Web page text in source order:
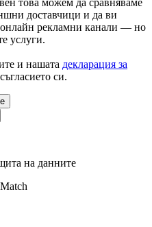
доставчици и да ви
онлайн рекламни канали — но
услуги.
и нашата декларация за
си.
на данните